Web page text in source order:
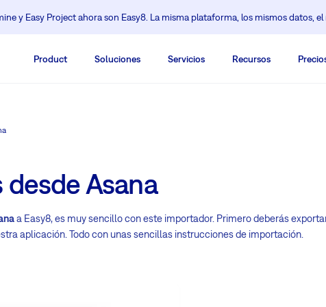
y Easy Project ahora son Easy8. La misma plataforma, los mismos datos, el
Product Soluciones Servicios Recursos
Asana
a Easy8, es muy sencillo con este importador. Primero deberás
aplicación. Todo con unas sencillas instrucciones de importación.